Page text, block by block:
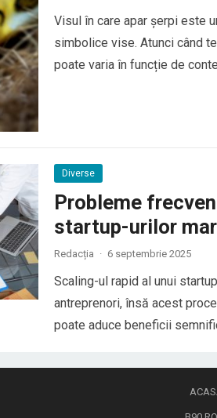
Visul în care apar șerpi este
simbolice vise. Atunci când
poate varia în funcție de
Diverse
Probleme
startup-urilor
Redacția · 6 septembrie 2025
Scaling-ul rapid al unui
antreprenori, însă acest
poate aduce beneficii
afaceri care…